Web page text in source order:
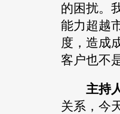
的困扰。
能力超越
度，造成
客户也不
主持
关系，今